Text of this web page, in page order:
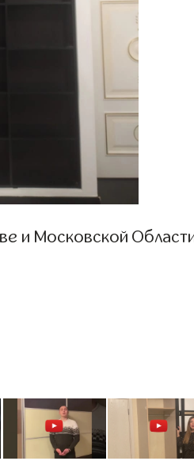
и Московской